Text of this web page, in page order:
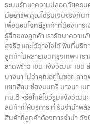
ระบบรักษาความปลอดภัยครบ
มืออาชีพ คุณได้รับเงินจริงทัน
เพื่อตอบโจทย์ลูกค้าที่ต้องการเ
รู้สึกของลูกค้า เรารักษาความ
สุจริต และไว้วางใจได้ พื้นที่บริ
ลูกค้าในหลายเขตกรุงเทพฯ เ
ลาดพร้าว เขต แจ้งวัฒนะ เขต
บางนา ไม่ว่าคุณอยู่ในซอย ลาด
แยกสีลม ช่องนนทรี บางนา เม
กม.8 หรือใกล้โชว์รูมแจ้งวัฒน
สินค้าที่ให้บริการ ที่ รับจำนำพ
สินค้าที่ลูกค้าต้องการจำนำ ดัง